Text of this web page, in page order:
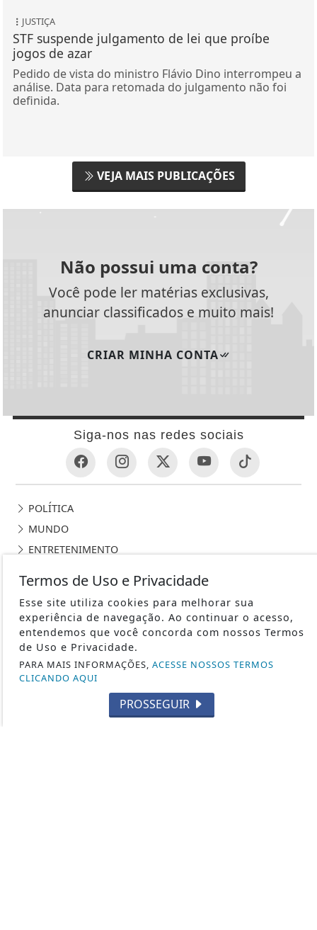
JUSTIÇA
STF suspende julgamento de lei que proíbe
jogos de azar
Pedido de vista do ministro Flávio Dino interrompeu a
análise. Data para retomada do julgamento não foi
definida.
VEJA MAIS PUBLICAÇÕES
Não possui uma conta?
Você pode ler matérias exclusivas,
anunciar classificados e muito mais!
CRIAR MINHA CONTA
Siga-nos nas redes sociais
POLÍTICA
MUNDO
ENTRETENIMENTO
EDUCAÇÃO
POLICIAL
ECONOMIA
AGRO
JUSTIÇA
Termos de Uso e Privacidade
Esse site utiliza cookies para melhorar sua
experiência de navegação. Ao continuar o acesso,
entendemos que você concorda com nossos Termos
de Uso e Privacidade.
PARA MAIS INFORMAÇÕES, ACESSE NOSSOS TERMOS
CLICANDO AQUI
PROSSEGUIR